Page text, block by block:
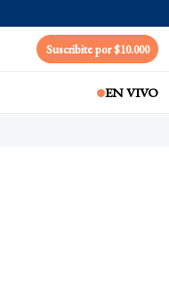
Suscribite por $10.000
EN VIVO